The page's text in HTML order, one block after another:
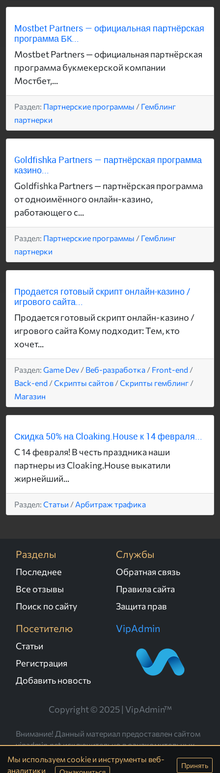
Mostbet Partners — официальная партнёрская
программа БК...
Mostbet Partners — официальная партнёрская
программа букмекерской компании
Мостбет,...
Раздел: Партнерские программы / Гемблинг
партнерки
Goldfishka Partners — партнёрская программа
казино...
Goldfishka Partners — партнёрская программа
от одноимённого онлайн-казино,
работающего с...
Раздел: Партнерские программы / Гемблинг
партнерки
Продается готовый скрипт онлайн-казино /
игрового сайта...
Продается готовый скрипт онлайн-казино /
игрового сайта Кому подходит: Тем, кто
хочет...
Раздел: Game Dev / Веб-разработка / Front-end /
Back-end /Скрипты сайтов /Скрипты гемблинг /
Магазин
Скидка 50% на Cloaking.House к 14 февраля...
С 14 февраля! В честь праздника наши
партнеры из Cloaking.House выкатили
жирнейший...
Раздел: Статьи / Арбитраж трафика
Разделы
Последнее
Все отзывы
Поиск по сайту
Службы
Обратная связь
Правила сайта
Защита прав
Посетителю
Статьи
Регистрация
Добавить новость
VipAdmin
Copyright © 2025 | VipAdmin™
Внимание! Данный материал предоставлен сайтом
vipadmin.net исключительно в ознакомительных
целях. Администрация не несёт ответственности за
его содержание.
Мы используем cookie и инструменты веб-
аналитики
Принять